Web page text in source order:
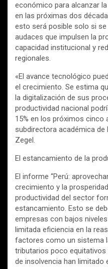
económico para alcanzar
en las próximas dos
esto será posible solo si
audaces que impulsen la
capacidad institucional y
regionales.
«El avance tecnológico
el crecimiento. Se estima
la digitalización de sus
productividad nacional
15% en los próximos cinco
subdirectora académica de
Zegel.
El estancamiento de la
El informe “Perú:
crecimiento y la
productividad del sector
estancamiento. Esto se
empresas con bajos
limitada eficiencia en la
factores como un sistema
tributarios poco
de insolvencia han limitado